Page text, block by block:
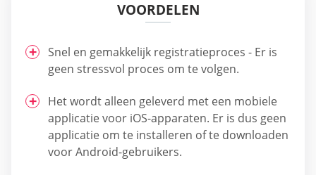
VOORDELEN
Snel en gemakkelijk registratieproces - Er is
geen stressvol proces om te volgen.
Het wordt alleen geleverd met een mobiele
applicatie voor iOS-apparaten. Er is dus geen
applicatie om te installeren of te downloaden
voor Android-gebruikers.